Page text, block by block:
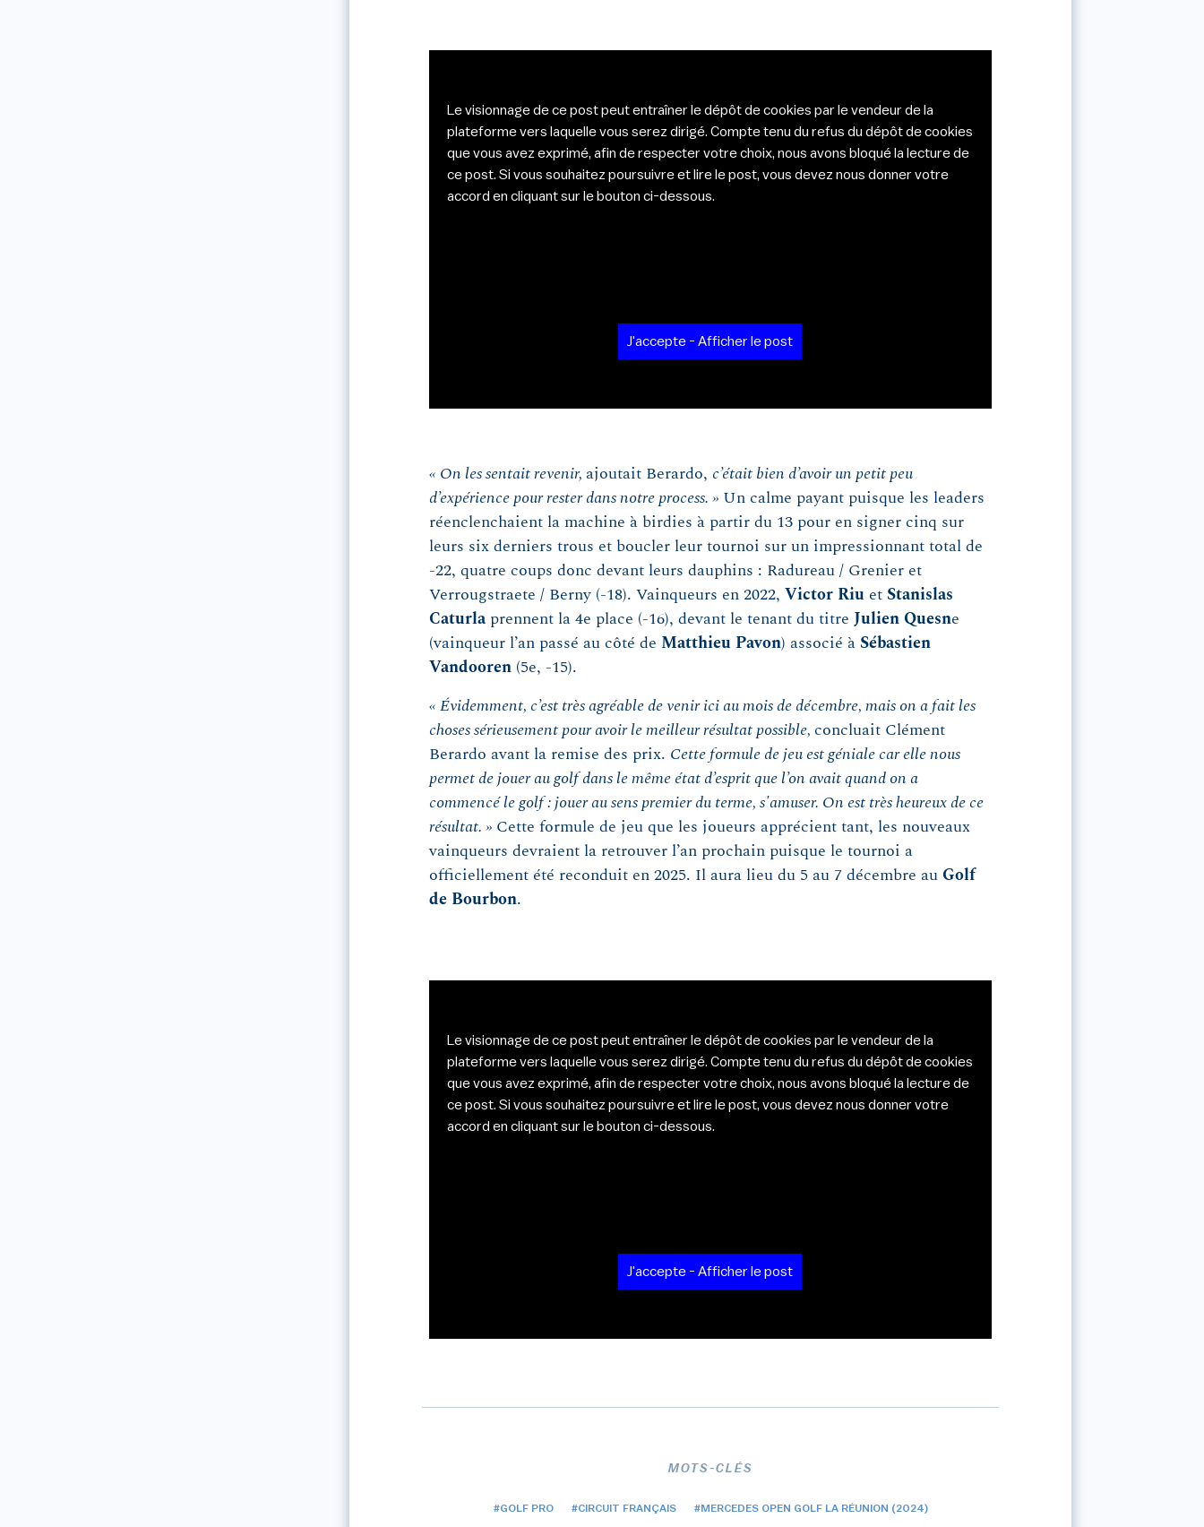
Le visionnage de ce post peut entraîner le dépôt de cookies par le vendeur de la
plateforme vers laquelle vous serez dirigé. Compte tenu du refus du dépôt de cookies
que vous avez exprimé, afin de respecter votre choix, nous avons bloqué la lecture de
ce post. Si vous souhaitez poursuivre et lire le post, vous devez nous donner votre
accord en cliquant sur le bouton ci-dessous.
J'accepte - Afficher le post
« On les sentait revenir, ajoutait Berardo, c’était bien d’avoir un petit peu
d’expérience pour rester dans notre process. » Un calme payant puisque les leaders
réenclenchaient la machine à birdies à partir du 13 pour en signer cinq sur
leurs six derniers trous et boucler leur tournoi sur un impressionnant total de
-22, quatre coups donc devant leurs dauphins : Radureau / Grenier et
Verrougstraete / Berny (-18). Vainqueurs en 2022, Victor Riuet Stanislas
Caturlaprennent la 4e place (-16), devant le tenant du titre Julien Quesne
(vainqueur l’an passé au côté de Matthieu Pavon) associé à Sébastien
Vandooren(5e, -15).
« Évidemment, c’est très agréable de venir ici au mois de décembre, mais on a fait les
choses sérieusement pour avoir le meilleur résultat possible, concluait Clément
Berardo avant la remise des prix. Cette formule de jeu est géniale car elle nous
permet de jouer au golf dans le même état d’esprit que l’on avait quand on a
commencé le golf : jouer au sens premier du terme, s'amuser. On est très heureux de ce
résultat. » Cette formule de jeu que les joueurs apprécient tant, les nouveaux
vainqueurs devraient la retrouver l’an prochain puisque le tournoi a
officiellement été reconduit en 2025. Il aura lieu du 5 au 7 décembre au Golf
de Bourbon.
Le visionnage de ce post peut entraîner le dépôt de cookies par le vendeur de la
plateforme vers laquelle vous serez dirigé. Compte tenu du refus du dépôt de cookies
que vous avez exprimé, afin de respecter votre choix, nous avons bloqué la lecture de
ce post. Si vous souhaitez poursuivre et lire le post, vous devez nous donner votre
accord en cliquant sur le bouton ci-dessous.
J'accepte - Afficher le post
MOTS-CLÉS
#GOLF PRO #CIRCUIT FRANÇAIS #MERCEDES OPEN GOLF LA RÉUNION (2024)